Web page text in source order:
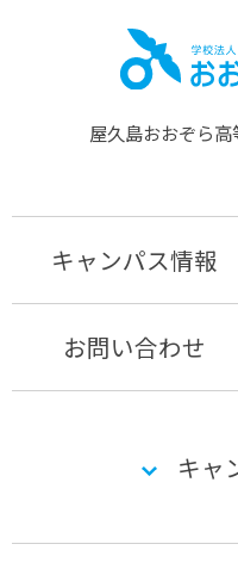
屋久島おおぞら⾼
キャンパス情報
お問い合わせ
キャ